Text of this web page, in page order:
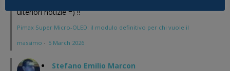
ulteriori notizie =) !!
Pimax Super Micro-OLED: il modulo definitivo per chi vuole il
massimo · 5 March 2026
Stefano Emilio Marcon